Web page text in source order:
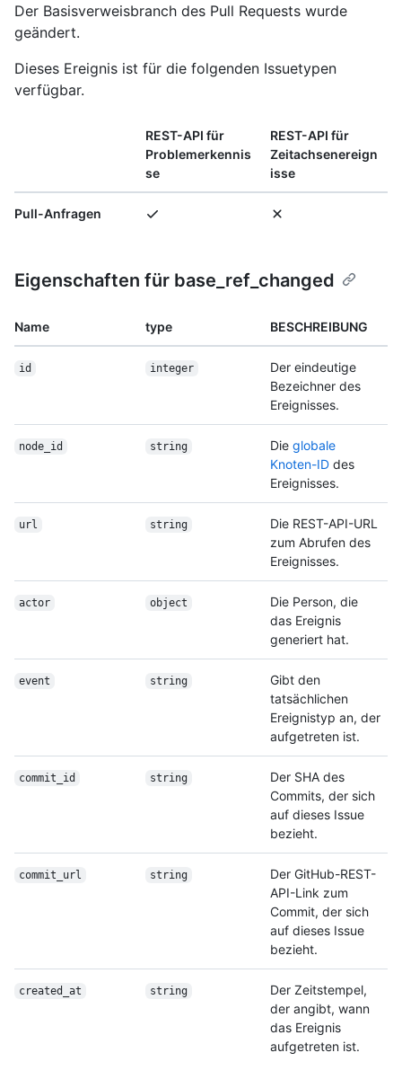
Der Basisverweisbranch des Pull Requests wurde
geändert.
Dieses Ereignis ist für die folgenden Issuetypen
verfügbar.
REST-API für
Problemerkennis
se
REST-API für
Zeitachsenereign
isse
Pull-Anfragen
Eigenschaften für base_ref_changed
Name type BESCHREIBUNG
id integer
Der eindeutige
Bezeichner des
Ereignisses.
node_id string Die globale
Knoten-ID des
Ereignisses.
url string
Die REST-API-URL
zum Abrufen des
Ereignisses.
actor object
Die Person, die
das Ereignis
generiert hat.
event string
Gibt den
tatsächlichen
Ereignistyp an, der
aufgetreten ist.
commit_id string
Der SHA des
Commits, der sich
auf dieses Issue
bezieht.
commit_url string
Der GitHub-REST-
API-Link zum
Commit, der sich
auf dieses Issue
bezieht.
created_at string
Der Zeitstempel,
der angibt, wann
das Ereignis
aufgetreten ist.